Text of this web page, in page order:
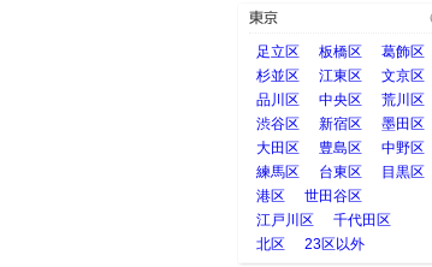
足立区 板橋区
葛飾区
杉並区
江東区
文京区
品川区
中央区
荒川区
渋谷区
新宿区
墨田区
大田区
豊島区
中野区
練馬区
台東区
目黒区
港区
世田谷区
江戸川区
千代田区
北区
23区以外